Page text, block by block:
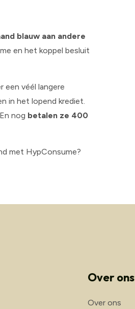
blauw aan andere
en het koppel besluit
een véél langere
in het lopend krediet.
nog betalen ze 400
met HypConsume?
Over ons
Over ons